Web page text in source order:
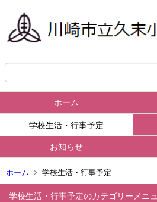
ホーム
学校生活・行事予定
お知らせ
ホーム 学校生活・行事予定
学校生活・行事予定